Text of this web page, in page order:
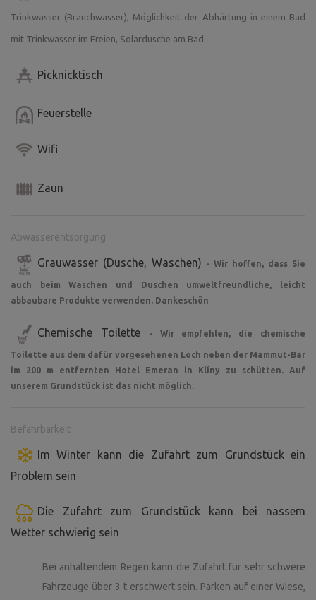
Trinkwasser (Brauchwasser), Möglichkeit der Abhärtung in einem Bad
mit Trinkwasser im Freien, Solardusche am Bad.
Picknicktisch
Feuerstelle
Wifi
Zaun
Abwasserentsorgung
Grauwasser (Dusche, Waschen) - Wir hoffen, dass Sie
auch beim Waschen und Duschen umweltfreundliche, leicht
abbaubare Produkte verwenden. Dankeschön
Chemische Toilette - Wir empfehlen, die chemische
Toilette aus dem dafür vorgesehenen Loch neben der Mammut-Bar
im 200 m entfernten Hotel Emeran in Klíny zu schütten. Auf
unserem Grundstück ist das nicht möglich.
Befahrbarkeit
Im Winter kann die Zufahrt zum Grundstück ein
Problem sein
Die Zufahrt zum Grundstück kann bei nassem
Wetter schwierig sein
Bei anhaltendem Regen kann die Zufahrt für sehr schwere
Fahrzeuge über 3 t erschwert sein. Parken auf einer Wiese,